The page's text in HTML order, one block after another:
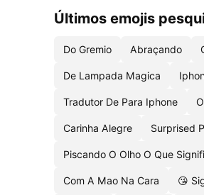
Últimos emojis
Do Gremio Abraçando
De Lampada Magica
Tradutor De Para Iphone
Carinha Alegre Surprised
Piscando O Olho O Que
Com A Mao Na Cara 😘